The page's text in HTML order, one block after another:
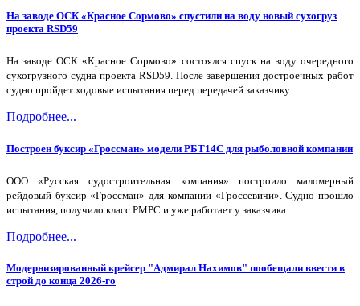
На заводе ОСК «Красное Сормово» спустили на воду новый сухогруз
проекта RSD59
На заводе ОСК «Красное Сормово» состоялся спуск на воду очередного
сухогрузного судна проекта RSD59. После завершения достроечных работ
судно пройдет ходовые испытания перед передачей заказчику.
Подробнее...
Построен буксир «Гроссман» модели РБТ14С для рыболовной компании
ООО «Русская судостроительная компания» построило маломерный
рейдовый буксир «Гроссман» для компании «Гроссевичи». Судно прошло
испытания, получило класс РМРС и уже работает у заказчика.
Подробнее...
Модернизированный крейсер "Адмирал Нахимов" пообещали ввести в
строй до конца 2026-го